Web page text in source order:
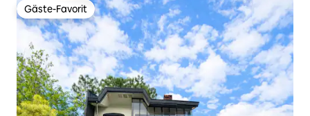
Gäste-Favorit
Gäste-Favorit